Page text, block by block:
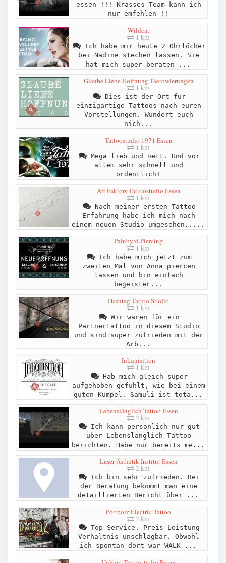
essen !!! Krasses Team kann ich
nur emfehlen !!
Wildcat
1 km
Ich habe mir heute 2 Ohrlöcher
bei Nadine stechen lassen. Sie
hat mich super beraten ...
Glaube Liebe Hoffnung Taetowierungen
1 km
Dies ist der Ort für
einzigartige Tattoos nach euren
Vorstellungen. Wundert euch
nich...
Tattoostudio 1971 Essen
1 km
Mega lieb und nett. Und vor
allem sehr schnell und
ordentlich!
Art Faktors Tattoostudio Essen
1 km
Nach meiner ersten Tattoo
Erfahrung habe ich mich nach
einem neuen Studio umgesehen.....
Painbyrd.Piercing
1 km
Ich habe mich jetzt zum
zweiten Mal von Anna piercen
lassen und bin einfach
begeister...
Hashtag Tattoo Studio
1 km
Wir waren für ein
Partnertattoo in diesem Studio
und sind super zufrieden mit der
Arb...
Inkquisition
1 km
Hab mich gleich super
aufgehoben gefühlt, wie bei einem
guten Kumpel. Samuli ist tota...
Lebenslänglich Tattoo Essen
2 km
Ich kann persönlich nur gut
über Lebenslänglich Tattoo
berichten. Habe nur bereits me...
Laser Ästhetik Institut Essen
2 km
Ich bin sehr zufrieden. Bei
der Beratung bekommt man eine
detaillierten Bericht über ...
Pottboiz Electric Tattoo
2 km
Top Service. Preis-Leistung
Verhältnis unschlagbar. Obwohl
ich spontan dort war WALK ...